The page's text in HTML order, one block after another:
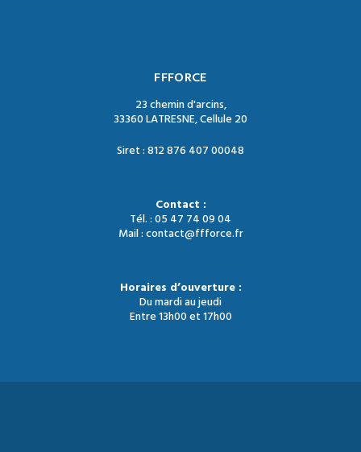
FFFORCE
23 chemin d'arcins,
33360 LATRESNE, Cellule 20
Siret : 812 876 407 00048
Contact :
Tél. : 05 47 74 09 04
Mail : contact@ffforce.fr
Horaires d’ouverture :
Du mardi au jeudi
Entre 13h00 et 17h00